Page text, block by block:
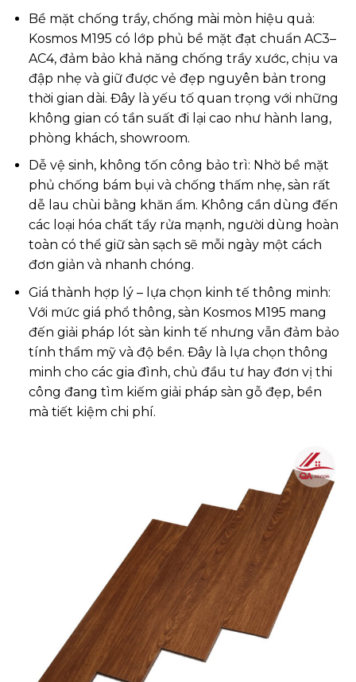
Bề mặt chống trầy, chống mài mòn hiệu quả:
Kosmos M195 có lớp phủ bề mặt đạt chuẩn AC3–
AC4, đảm bảo khả năng chống trầy xước, chịu va
đập nhẹ và giữ được vẻ đẹp nguyên bản trong
thời gian dài. Đây là yếu tố quan trọng với những
không gian có tần suất đi lại cao như hành lang,
phòng khách, showroom.
Dễ vệ sinh, không tốn công bảo trì: Nhờ bề mặt
phủ chống bám bụi và chống thấm nhẹ, sàn rất
dễ lau chùi bằng khăn ẩm. Không cần dùng đến
các loại hóa chất tẩy rửa mạnh, người dùng hoàn
toàn có thể giữ sàn sạch sẽ mỗi ngày một cách
đơn giản và nhanh chóng.
Giá thành hợp lý – lựa chọn kinh tế thông minh:
Với mức giá phổ thông, sàn Kosmos M195 mang
đến giải pháp lót sàn kinh tế nhưng vẫn đảm bảo
tính thẩm mỹ và độ bền. Đây là lựa chọn thông
minh cho các gia đình, chủ đầu tư hay đơn vị thi
công đang tìm kiếm giải pháp sàn gỗ đẹp, bền
mà tiết kiệm chi phí.